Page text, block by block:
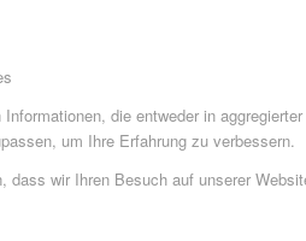
die entweder in
um Ihre Erfahrung zu verbessern.
dass wir Ihren Besuch auf unserer